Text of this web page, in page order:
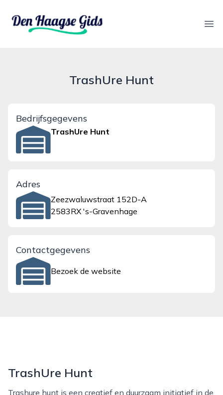
denhaagsegids.nl
TrashUre Hunt
Bedrijfsgegevens
TrashUre Hunt
Adres
Zeezwaluwstraat 152D-A
2583RX 's-Gravenhage
Contactgegevens
Bezoek de website
TrashUre Hunt
Trashure hunt is een creatief en duurzaam initiatief in de